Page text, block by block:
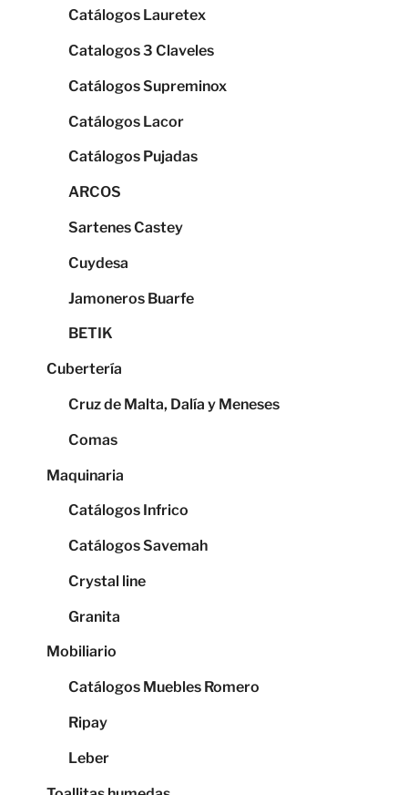
Catálogos Lauretex
Catalogos 3 Claveles
Catálogos Supreminox
Catálogos Lacor
Catálogos Pujadas
ARCOS
Sartenes Castey
Cuydesa
Jamoneros Buarfe
BETIK
Cubertería
Cruz de Malta, Dalía y Meneses
Comas
Maquinaria
Catálogos Infrico
Catálogos Savemah
Crystal line
Granita
Mobiliario
Catálogos Muebles Romero
Ripay
Leber